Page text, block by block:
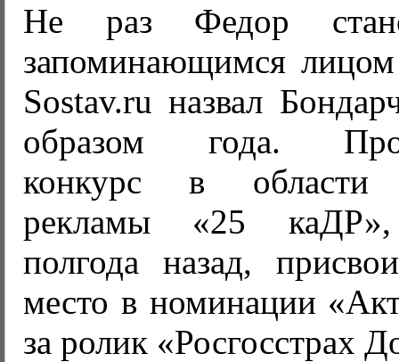
Не раз Федор
запоминающимся
Sostav.ru назвал
образом года.
конкурс в области
рекламы «25 каДР»,
полгода назад,
место в номинации
за ролик «Росгосстрах